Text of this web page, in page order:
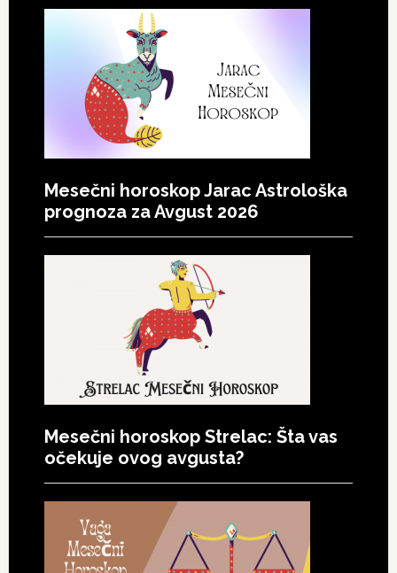
Mesečni horoskop Jarac Astrološka
prognoza za Avgust 2026
Mesečni horoskop Strelac: Šta vas
očekuje ovog avgusta?